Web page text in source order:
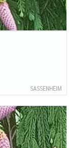
SASSENHEIM